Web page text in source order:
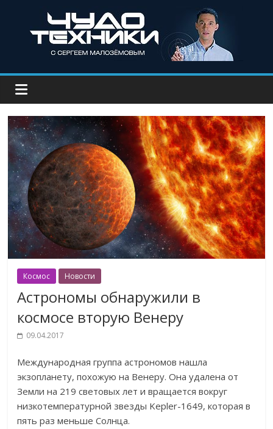
Космос Новости
Астрономы обнаружили в
космосе вторую Венеру
09.04.2017
Международная группа астрономов нашла
экзопланету, похожую на Венеру. Она удалена от
Земли на 219 световых лет и вращается вокруг
низкотемпературной звезды Kepler-1649, которая в
пять раз меньше Солнца.